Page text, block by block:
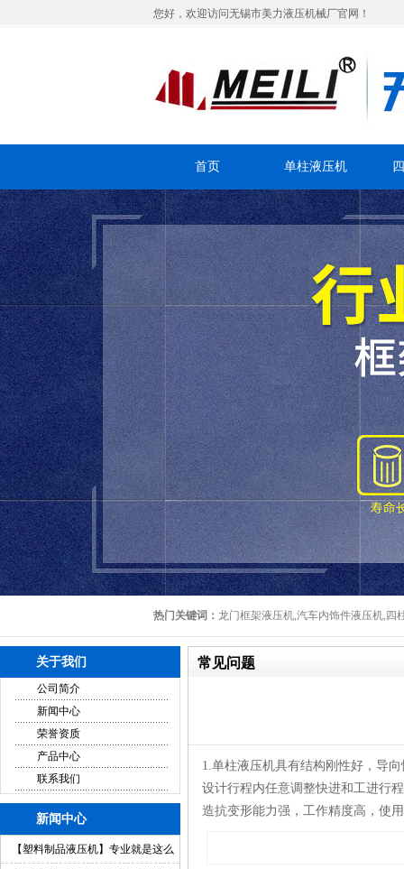
您好，欢迎访问无锡市美力液压机械厂官网！
首页 单柱液压机
热门关键词： 龙门框架液压机,汽车内饰件液压机,四
关于我们
公司简介
新闻中心
荣誉资质
产品中心
联系我们
新闻中心
【塑料制品液压机】专业就是这么
常见问题
1.单柱液压机具有结构刚性好，导
设计行程内任意调整快进和工进行
造抗变形能力强，工作精度高，使